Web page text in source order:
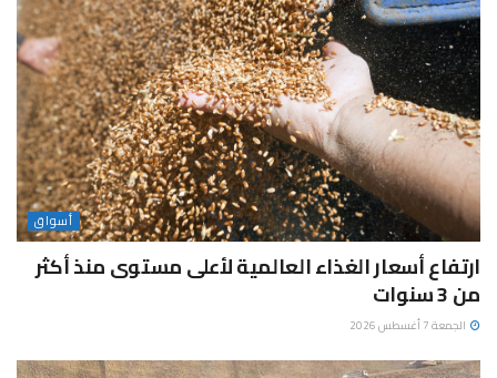
أسواق
ارتفاع أسعار الغذاء العالمية لأعلى مستوى منذ أكثر
من 3 سنوات
الجمعة 7 أغسطس 2026